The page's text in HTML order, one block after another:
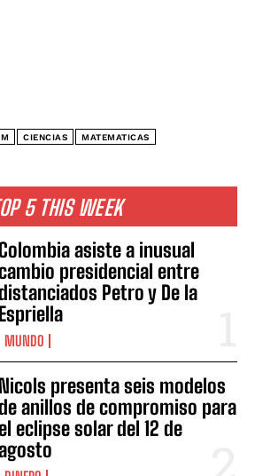
5 THIS WEEK
Colombia asiste a inusual
presidencial entre
Petro y De la
Espriella
MUNDO
Nicols presenta seis modelos
anillos de compromiso para
eclipse solar del 12 de
CIENCIAS MATEMATICAS